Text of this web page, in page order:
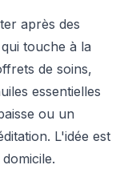
après des
touche à la
de soins,
essentielles
ou un
L'idée est